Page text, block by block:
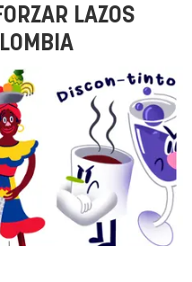
LAZOS